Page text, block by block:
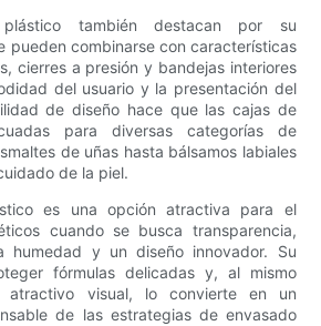
también destacan por su
pueden combinarse con características
cierres a presión y bandejas interiores
del usuario y la presentación del
de diseño hace que las cajas de
para diversas categorías de
de uñas hasta bálsamos labiales
de la piel.
es una opción atractiva para el
cuando se busca transparencia,
humedad y un diseño innovador. Su
fórmulas delicadas y, al mismo
atractivo visual, lo convierte en un
de las estrategias de envasado